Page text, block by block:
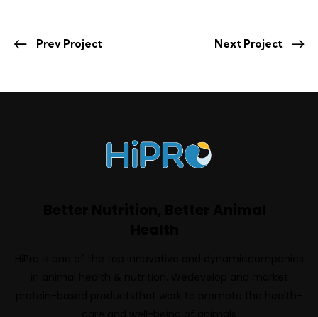
Prev Project Next Project